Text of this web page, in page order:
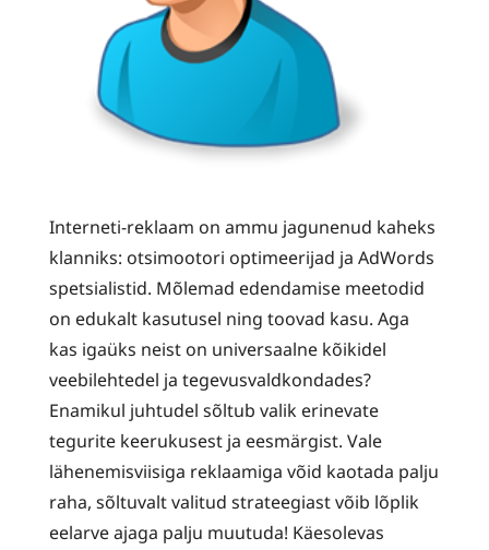
Interneti-reklaam on ammu jagunenud kaheks
klanniks: otsimootori optimeerijad ja AdWords
spetsialistid. Mõlemad edendamise meetodid
on edukalt kasutusel ning toovad kasu. Aga
kas igaüks neist on universaalne kõikidel
veebilehtedel ja tegevusvaldkondades?
Enamikul juhtudel sõltub valik erinevate
tegurite keerukusest ja eesmärgist. Vale
lähenemisviisiga reklaamiga võid kaotada palju
raha, sõltuvalt valitud strateegiast võib lõplik
eelarve ajaga palju muutuda! Käesolevas